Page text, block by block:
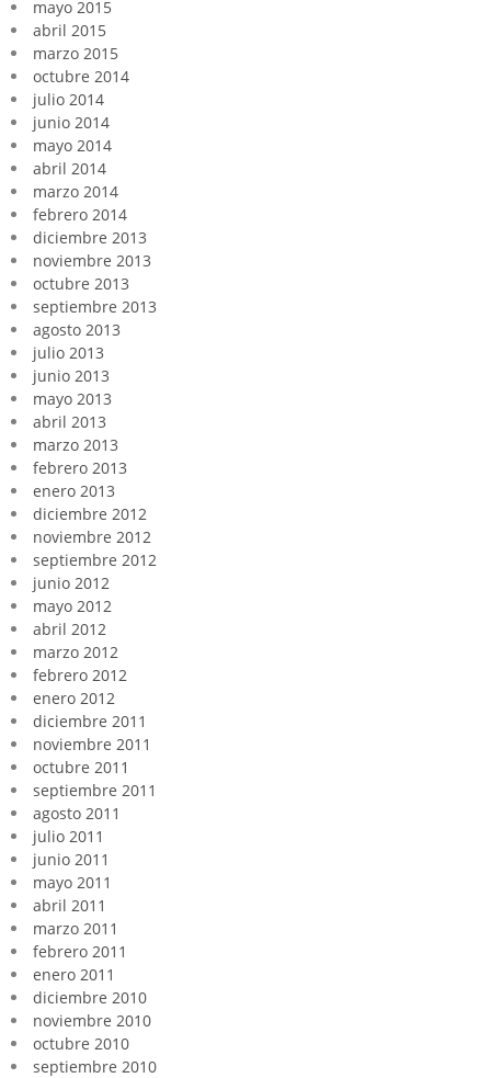
mayo 2015
abril 2015
marzo 2015
octubre 2014
julio 2014
junio 2014
mayo 2014
abril 2014
marzo 2014
febrero 2014
diciembre 2013
noviembre 2013
octubre 2013
septiembre 2013
agosto 2013
julio 2013
junio 2013
mayo 2013
abril 2013
marzo 2013
febrero 2013
enero 2013
diciembre 2012
noviembre 2012
septiembre 2012
junio 2012
mayo 2012
abril 2012
marzo 2012
febrero 2012
enero 2012
diciembre 2011
noviembre 2011
octubre 2011
septiembre 2011
agosto 2011
julio 2011
junio 2011
mayo 2011
abril 2011
marzo 2011
febrero 2011
enero 2011
diciembre 2010
noviembre 2010
octubre 2010
septiembre 2010